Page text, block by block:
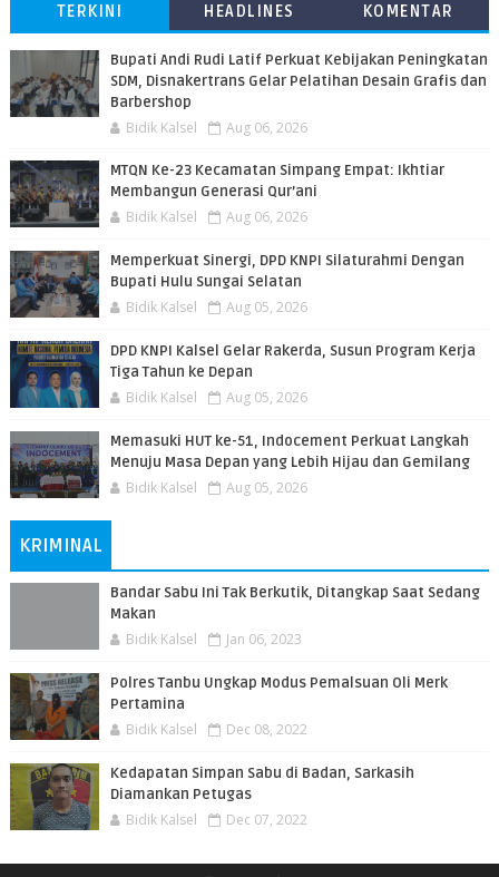
TERKINI HEADLINES KOMENTAR
Bupati Andi Rudi Latif Perkuat Kebijakan Peningkatan
SDM, Disnakertrans Gelar Pelatihan Desain Grafis dan
Barbershop
Bidik Kalsel Aug 06, 2026
MTQN Ke-23 Kecamatan Simpang Empat: Ikhtiar
Membangun Generasi Qur’ani
Bidik Kalsel Aug 06, 2026
Memperkuat Sinergi, DPD KNPI Silaturahmi Dengan
Bupati Hulu Sungai Selatan
Bidik Kalsel Aug 05, 2026
DPD KNPI Kalsel Gelar Rakerda, Susun Program Kerja
Tiga Tahun ke Depan
Bidik Kalsel Aug 05, 2026
Memasuki HUT ke-51, Indocement Perkuat Langkah
Menuju Masa Depan yang Lebih Hijau dan Gemilang
Bidik Kalsel Aug 05, 2026
KRIMINAL
Bandar Sabu Ini Tak Berkutik, Ditangkap Saat Sedang
Makan
Bidik Kalsel Jan 06, 2023
Polres Tanbu Ungkap Modus Pemalsuan Oli Merk
Pertamina
Bidik Kalsel Dec 08, 2022
Kedapatan Simpan Sabu di Badan, Sarkasih
Diamankan Petugas
Bidik Kalsel Dec 07, 2022